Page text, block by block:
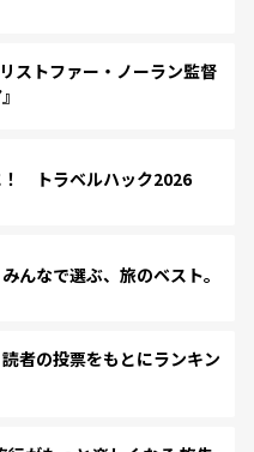
ストファー・ノーラン監督
！ トラベルハック2026
なで選ぶ、旅のベスト。
者の投票をもとにランキン